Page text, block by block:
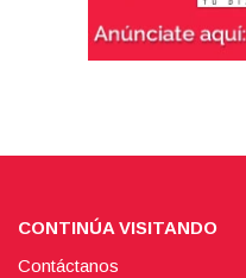
CONTINÚA VISITANDO
Contáctanos